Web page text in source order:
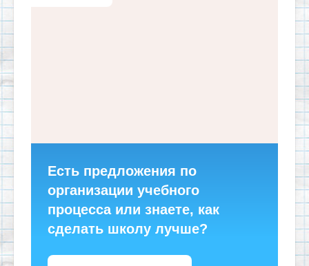
Есть предложения по
организации учебного
процесса или знаете, как
сделать школу лучше?